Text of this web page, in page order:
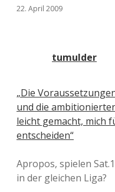
22. April 2009
tumulder
„Die
und die
leicht gemacht, mich
entscheiden“
Apropos, spielen
in der gleichen Liga?